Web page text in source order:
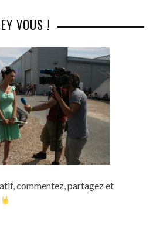
VOUS !
commentez, partagez et